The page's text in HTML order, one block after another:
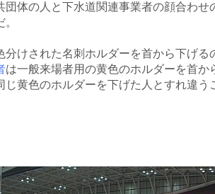
団体の人と下水道関連事業者の顔合わせ
分けされた名刺ホルダーを首から下げる
は一般来場者用の黄色のホルダーを首か
じ黄色のホルダーを下げた人とすれ違う